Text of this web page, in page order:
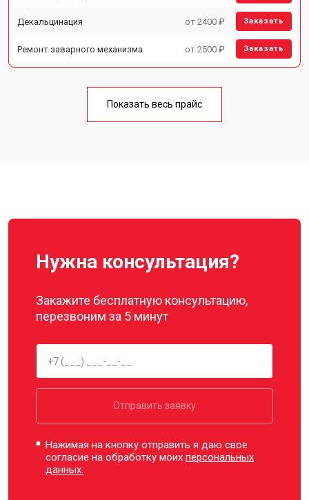
Декальцинация от 2400 ₽ Заказать
Ремонт заварного механизма от 2500 ₽ Заказать
Показать весь прайс
Нужна консультация?
Закажите бесплатную консультацию,
перезвоним за 5 минут
Отправить заявку
Нажимая на кнопку отправить я даю свое
согласие на обработку моихперсональных
данных.